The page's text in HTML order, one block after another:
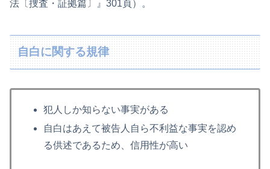
法〔捜査・証拠篇〕』301頁）。
自白に関する規律
犯人しか知らない事実がある
自白はあえて被告人自ら不利益な事実を認め
る供述であるため、信用性が高い